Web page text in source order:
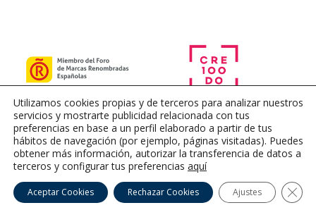
Utilizamos cookies propias y de terceros para analizar nuestros
servicios y mostrarte publicidad relacionada con tus
preferencias en base a un perfil elaborado a partir de tus
hábitos de navegación (por ejemplo, páginas visitadas). Puedes
obtener más información, autorizar la transferencia de datos a
terceros y configurar tus preferencias aquí
Aceptar Cookies Rechazar Cookies Ajustes